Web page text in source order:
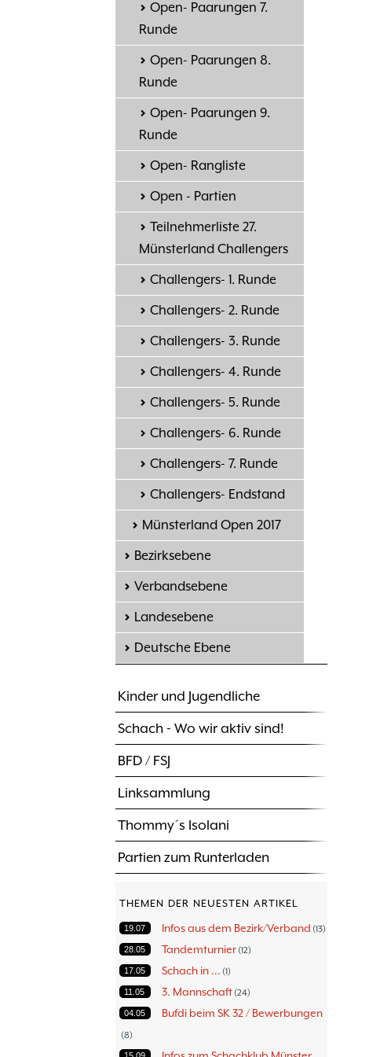
Open- Paarungen 7.
Runde
Open- Paarungen 8.
Runde
Open- Paarungen 9.
Runde
Open- Rangliste
Open - Partien
Teilnehmerliste 27.
Münsterland Challengers
Challengers- 1. Runde
Challengers- 2. Runde
Challengers- 3. Runde
Challengers- 4. Runde
Challengers- 5. Runde
Challengers- 6. Runde
Challengers- 7. Runde
Challengers- Endstand
Münsterland Open 2017
Bezirksebene
Verbandsebene
Landesebene
Deutsche Ebene
Kinder und Jugendliche
Schach - Wo wir aktiv sind!
BFD / FSJ
Linksammlung
Thommy´s Isolani
Partien zum Runterladen
THEMEN DER NEUESTEN ARTIKEL
19.07 Infos aus dem Bezirk/Verband 13
28.05 Tandemturnier 12
17.05 Schach in ... 1
11.05 3. Mannschaft 24
04.05 Bufdi beim SK 32 / Bewerbungen
8